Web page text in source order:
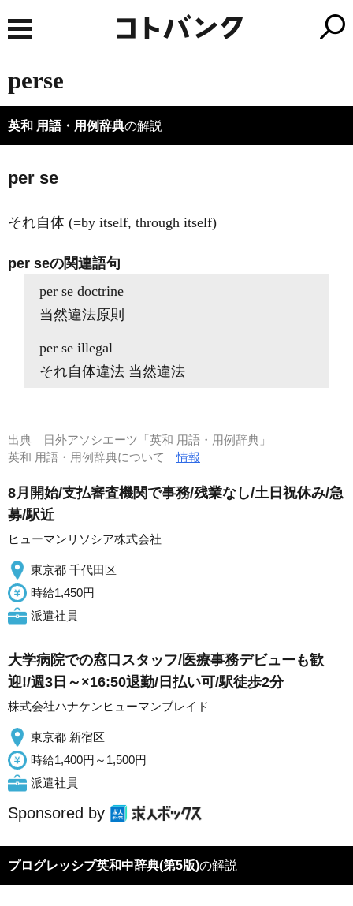
perse
英和 用語・用例辞典の解説
per se
それ自体 (=by itself, through itself)
per seの関連語句
per se doctrine
当然違法原則
per se illegal
それ自体違法 当然違法
出典
日外アソシエーツ「英和 用語・用例辞典」
英和 用語・用例辞典について情報
8月開始/支払審査機関で事務/残業なし/土日祝休み/急
募/駅近
ヒューマンリソシア株式会社
東京都 千代田区
時給1,450円
派遣社員
大学病院での窓口スタッフ/医療事務デビューも歓
迎!/週3日～×16:50退勤/日払い可/駅徒歩2分
株式会社ハナケンヒューマンブレイド
東京都 新宿区
時給1,400円～1,500円
派遣社員
Sponsored by
プログレッシブ英和中辞典(第5版)の解説